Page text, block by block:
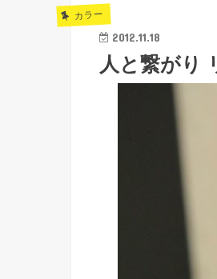
カラー
2012.11.18
人と繋がり